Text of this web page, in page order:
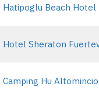
Hatipoglu Beach Hotel
Hotel Sheraton
Camping Hu